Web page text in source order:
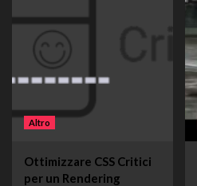
Altro
Ottimizzare CSS Critici
per un Rendering